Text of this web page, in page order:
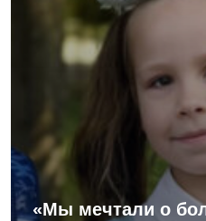
«Мы мечтали о